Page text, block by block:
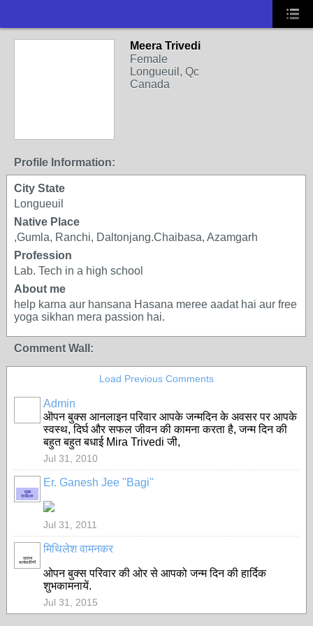
Meera Trivedi
Female
Longueuil, Qc
Canada
Profile Information:
City State
Longueuil
Native Place
,Gumla, Ranchi, Daltonjang.Chaibasa, Azamgarh
Profession
Lab. Tech in a high school
About me
help karna aur hansana Hasana meree aadat hai aur free
yoga sikhan mera passion hai.
Comment Wall:
Load Previous Comments
Admin
ऒपन बुक्स आनलाइन परिवार आपके जन्मदिन के अवसर पर आपके
स्वस्थ, दिर्घ और सफल जीवन की कामना करता है, जन्म दिन की
बहुत बहुत बधाई Mira Trivedi जी,
Jul 31, 2010
मुख्य
प्रबंधक
Er. Ganesh Jee "Bagi"
Jul 31, 2011
सदस्य
कार्यकारिणी
मिथिलेश वामनकर
ओपन बुक्स परिवार की ओर से आपको जन्म दिन की हार्दिक
शुभकामनायें.
Jul 31, 2015